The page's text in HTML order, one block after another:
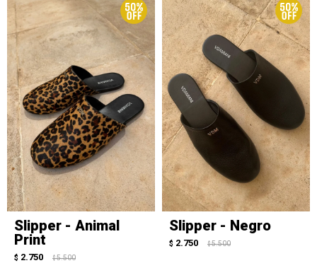
Slipper - Animal
Print
$ 2.750 $ 5.500
Slipper - Negro
$ 2.750 $ 5.500